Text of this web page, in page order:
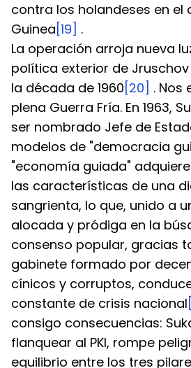
contra los holandeses en el
Guinea [19] .
La operación arroja nueva
política exterior de
la década de 1960 [20] . Nos
plena Guerra Fría. En 1963,
ser nombrado Jefe de
modelos de "democracia
"economía guiada"
las características de una
sangrienta, lo que, unido a
alocada y pródiga en la
consenso popular, gracias
gabinete formado por
cínicos y corruptos,
constante de crisis nacional
consigo consecuencias:
flanquear al PKI, rompe
equilibrio entre los tres